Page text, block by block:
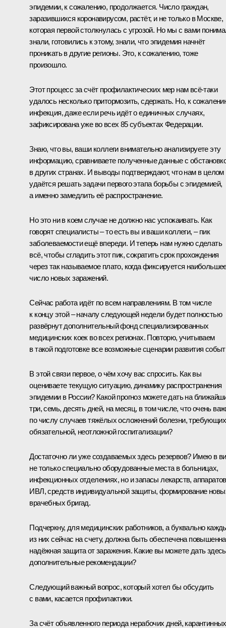
эпидемии, к сожалению, продолжается. Число граждан,
заразившихся коронавирусом, растёт, и не только в Москве,
которая первой столкнулась с угрозой. Но мы с вами
знали, готовились к этому, знали, что эпидемия начнёт
проникать в другие регионы. Это, к сожалению, тоже
произошло.
Этот процесс за счёт профилактических мер нам всё-таки
удалось несколько притормозить, сдержать. Но, к
инфекция, даже если речь идёт о единичных случаях,
зафиксирована уже во всех 85 субъектах Федерации.
Знаю, что вы, ваши коллеги внимательно анализируете эту
информацию, сравниваете полученные данные с
в других странах. И выводы подтверждают, что нам в целом
удаётся решать задачи первого этапа борьбы с эпидемией,
а именно замедлить её распространение.
Но это ни в коем случае не должно нас успокаивать. Как
говорят специалисты – то есть вы и ваши коллеги, – пик
заболеваемости ещё впереди. И теперь нам нужно сделать
всё, чтобы сгладить этот пик, сократить срок прохождения
через так называемое плато, когда фиксируется
число новых заражений.
Сейчас работа идёт по всем направлениям. В том числе
к концу этой – началу следующей недели будет полностью
развёрнут дополнительный фонд специализированных
медицинских коек во всех регионах. Повторю, учитываем
в такой подготовке все возможные сценарии развития
В этой связи первое, о чём хочу вас спросить. Как вы
оцениваете текущую ситуацию, динамику распространения
эпидемии в России? Какой прогноз можете дать на
три, семь, десять дней, на месяц, в том числе, что очень
по числу случаев тяжёлых осложнений болезни, требующих
обязательной, неотложной госпитализации?
Достаточно ли уже создаваемых здесь резервов? Имею в
не только специально оборудованные места в больницах,
инфекционных отделениях, но и запасы лекарств, аппаратов
ИВЛ, средств индивидуальной защиты, формирование
врачебных бригад.
Подчеркну, для медицинских работников, а буквально
из них сейчас на счету, должна быть обеспечена
надёжная защита от заражения. Какие вы можете дать здесь
дополнительные рекомендации?
Следующий важный вопрос, который хотел бы обсудить
с вами, касается профилактики.
За счёт объявленного периода нерабочих дней, карантинных